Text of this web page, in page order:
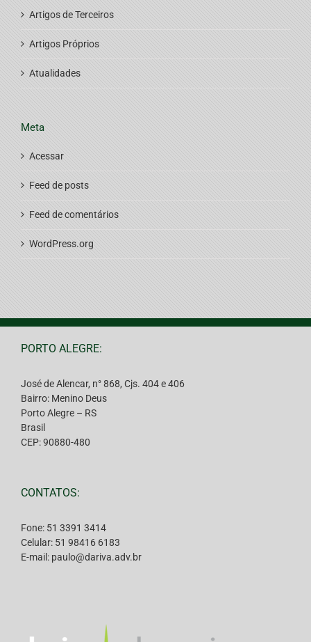
Artigos de Terceiros
Artigos Próprios
Atualidades
Meta
Acessar
Feed de posts
Feed de comentários
WordPress.org
PORTO ALEGRE:
José de Alencar, n° 868, Cjs. 404 e 406
Bairro: Menino Deus
Porto Alegre – RS
Brasil
CEP: 90880-480
CONTATOS:
Fone: 51 3391 3414
Celular: 51 98416 6183
E-mail: paulo@dariva.adv.br